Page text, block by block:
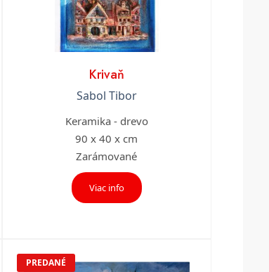
Krivaň
Sabol Tibor
Keramika - drevo
90 x 40 x cm
Zarámované
Viac info
PREDANÉ